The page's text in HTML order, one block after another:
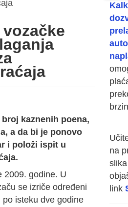
kaznenih poena,
a da bi je ponovo
i položi ispit u
2009. godine. U
se izriče određeni
isteku dve godine
na
link